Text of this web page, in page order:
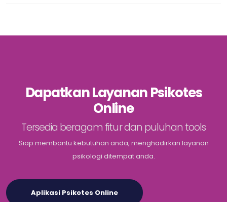
Dapatkan Layanan Psikotes
Online
Tersedia beragam fitur dan puluhan tools
Siap membantu kebutuhan anda, menghadirkan layanan
psikologi ditempat anda.
Aplikasi Psikotes Online